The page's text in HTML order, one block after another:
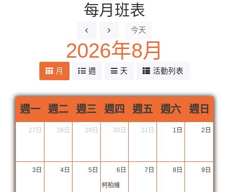
每月班表
今天
2026年8月
月 週 天 活動列表
週一 週二 週三 週四 週五 週六 週日
27日 28日 29日 30日 31日 1日 2日
3日 4日 5日 6日
柯柏維
7日 8日 9日